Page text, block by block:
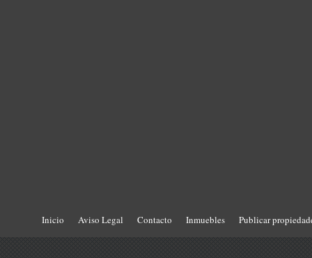
Inicio Aviso Legal Contacto Inmuebles Publicar